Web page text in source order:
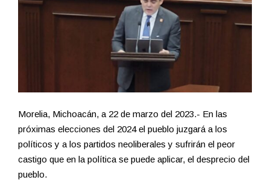
Morelia, Michoacán, a 22 de marzo del 2023.- En las
próximas elecciones del 2024 el pueblo juzgará a los
políticos y a los partidos neoliberales y sufrirán el peor
castigo que en la política se puede aplicar, el desprecio del
pueblo.